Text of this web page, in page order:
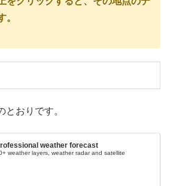
。
とおりです。
weather forecast
weather layers, weather radar and satellite